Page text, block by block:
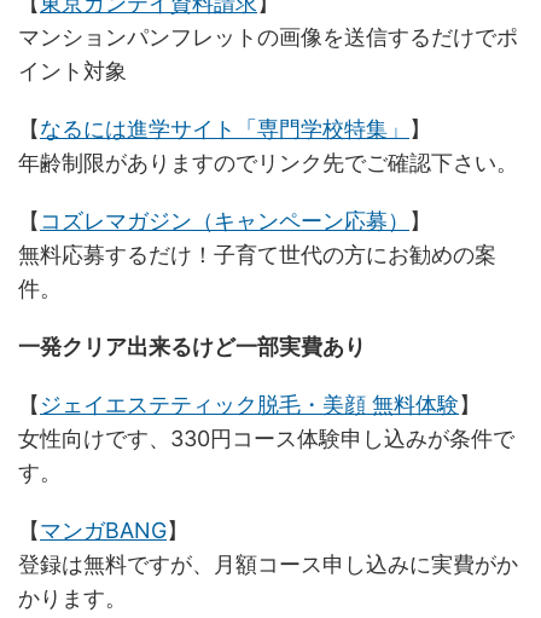
マンションパンフレットの画像を送信するだけでポ
イント対象
【なるには進学サイト「専門学校特集」 】
年齢制限がありますのでリンク先でご確認下さい。
【コズレマガジン（キャンペーン応募） 】
無料応募するだけ！子育て世代の方にお勧めの案
件。
一発クリア出来るけど一部実費あり
【ジェイエステティック脱毛・美顔 無料体験】
女性向けです、330円コース体験申し込みが条件で
す。
【マンガBANG】
登録は無料ですが、月額コース申し込みに実費がか
かります。